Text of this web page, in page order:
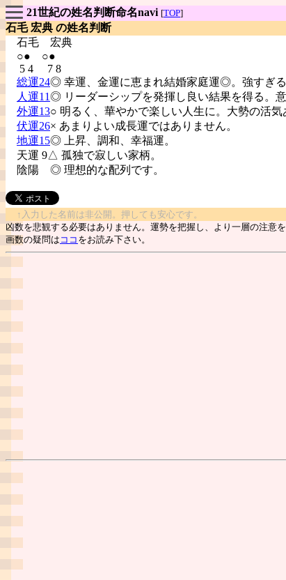
21世紀の姓名判断命名navi [TOP]
石毛 宏典 の姓名判断
石毛 宏典
○● ○●
5 4 7 8
総運24◎ 幸運、金運に恵まれ結婚家庭運◎。強すぎる
人運11◎ リーダーシップを発揮し良い結果を得る。意
外運13○ 明るく、華やかで楽しい人生に。大勢の活気
伏運26× あまりよい成長運ではありません。
地運15◎ 上昇、調和、幸福運。
天運 9△ 孤独で寂しい家柄。
陰陽 ◎ 理想的な配列です。
↑入力した名前は非公開。押しても安心です。
凶数を悲観する必要はありません。運勢を把握し、より一層の注意
画数の疑問は ココ をお読み下さい。